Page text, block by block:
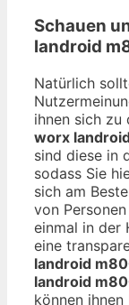
Schauen
landroid
Natürlich
ihnen sich zu
worx
sind diese in
sodass Sie
sich am
von
einmal in der
eine
landroid
landroid
können